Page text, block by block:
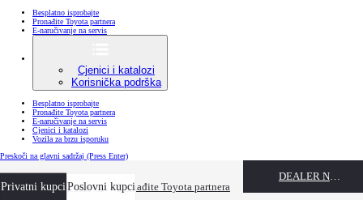
Besplatno isprobajte
Pronađite Toyota partnera
E-naručivanje na servis
Cjenici i katalozi
Korisnička podrška
Besplatno isprobajte
Pronađite Toyota partnera
E-naručivanje na servis
Cjenici i katalozi
Vozila za brzu isporuku
Preskoči na glavni sadržaj (Press Enter)
Privatni kupciPoslovni kupci
Besplatno isprobajte Pronađite Toyota partnera
DEALER NAME